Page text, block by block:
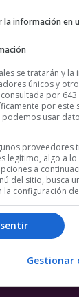
la información en
se tratarán y
únicos y
por
por
usar
proveedores
legítimo, algo a
a
del sitio, busca
la configuración
Gestionar